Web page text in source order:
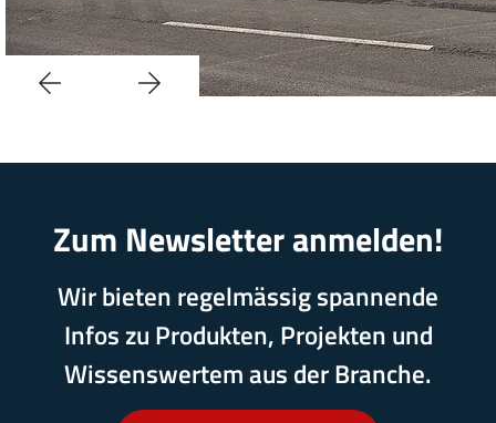
Zum Newsletter anmelden!
Wir bieten regelmässig spannende
Infos zu Produkten, Projekten und
Wissenswertem aus der Branche.